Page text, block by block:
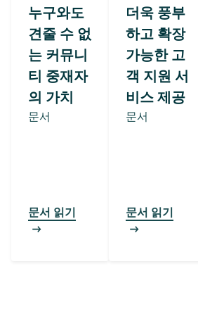
누구와도
견줄 수 없
는 커뮤니
티 중재자
의 가치
문서
문서 읽기
더욱 풍부
하고 확장
가능한 고
객 지원 서
비스 제공
문서
문서 읽기